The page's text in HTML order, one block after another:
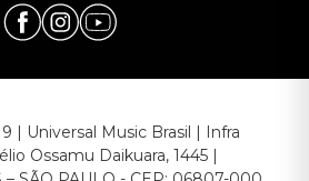
| Universal Music Brasil | Infra
Ossamu Daikuara, 1445 |